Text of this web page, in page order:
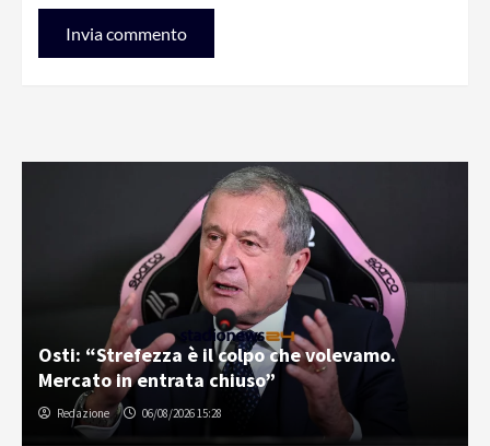
Osti: “Strefezza è il colpo che volevamo.
Mercato in entrata chiuso”
Redazione 06/08/2026 15:28